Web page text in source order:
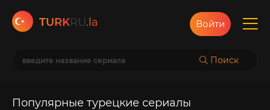
TURKRU.la
Поиск
Войти
Популярные турецкие сериалы